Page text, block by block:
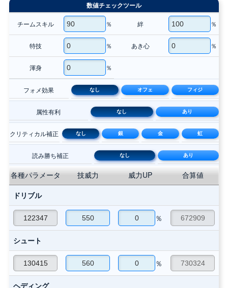
数値チェックツール
チームスキル ％ 絆 ％
特技 ％ あき心 ％
渾身 ％
フォメ効果 なし オフェ フィジ
属性有利 なし あり
クリティカル補正 なし 銀 金 虹
読み勝ち補正 なし あり
各種パラメータ 技威力 威力UP
合算値
ドリブル
％
シュート
％
ヘディング